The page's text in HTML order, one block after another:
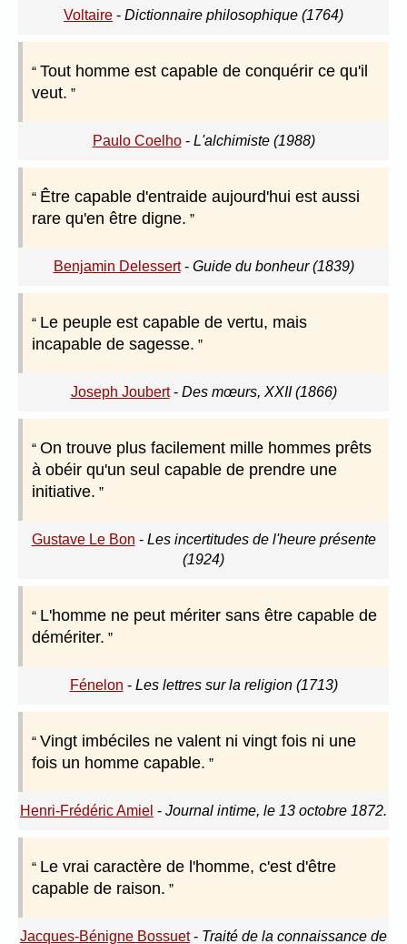
Voltaire - Dictionnaire philosophique (1764)
Tout homme est capable de conquérir ce qu'il
veut.
Paulo Coelho- L'alchimiste (1988)
Être capable d'entraide aujourd'hui est aussi
rare qu'en être digne.
Benjamin Delessert- Guide du bonheur (1839)
Le peuple est capable de vertu, mais
incapable de sagesse.
Joseph Joubert- Des mœurs, XXII (1866)
On trouve plus facilement mille hommes prêts
à obéir qu'un seul capable de prendre une
initiative.
Gustave Le Bon - Les incertitudes de l'heure présente
(1924)
L'homme ne peut mériter sans être capable de
démériter.
Fénelon - Les lettres sur la religion (1713)
Vingt imbéciles ne valent ni vingt fois ni une
fois un homme capable.
Henri-Frédéric Amiel - Journal intime, le 13 octobre 1872.
Le vrai caractère de l'homme, c'est d'être
capable de raison.
Jacques-Bénigne Bossuet- Traité de la connaissance de